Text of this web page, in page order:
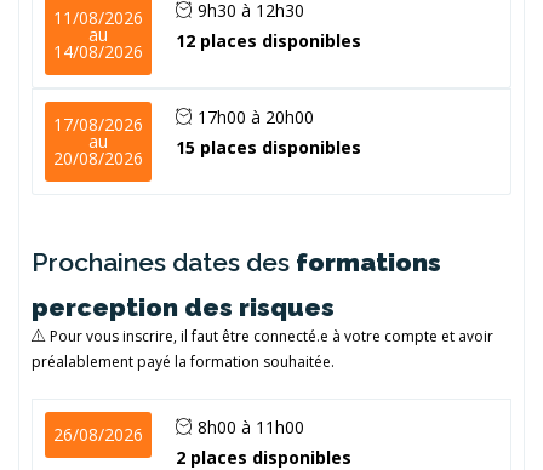
11/08/2026
au
14/08/2026
9h30 à 12h30
12 places disponibles
17/08/2026
au
20/08/2026
17h00 à 20h00
15 places disponibles
Prochaines dates des formations
perception des risques
Pour vous inscrire, il faut être connecté.e à votre compte et avoir
préalablement payé la formation souhaitée.
26/08/2026
8h00 à 11h00
2 places disponibles